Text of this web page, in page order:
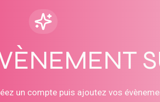
un compte puis ajoutez vos